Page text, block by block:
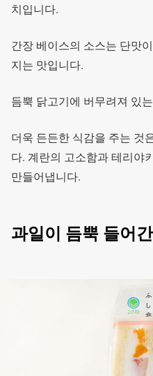
치입니다.
간장 베이스의 소스는 단맛
지는 맛입니다.
듬뿍 닭고기에 버무려져 있
더욱 든든한 식감을 주는 것
다. 계란의 고소함과 테리야
만들어냅니다.
과일이 듬뿍 들어